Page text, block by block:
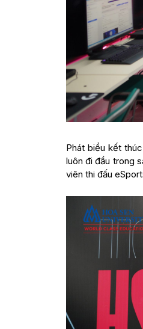
Phát biểu kết
luôn đi đầu trong
viên thi đấu